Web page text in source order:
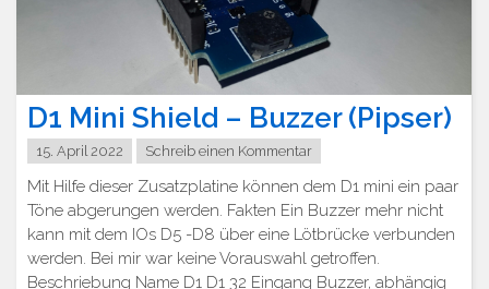
D1 Mini Shield – Buzzer (Pipser)
15. April 2022 Schreib einen Kommentar
Mit Hilfe dieser Zusatzplatine können dem D1 mini ein paar
Töne abgerungen werden. Fakten Ein Buzzer mehr nicht
kann mit dem IOs D5 -D8 über eine Lötbrücke verbunden
werden. Bei mir war keine Vorauswahl getroffen.
Beschriebung Name D1 D1 32 Eingang Buzzer, abhängig